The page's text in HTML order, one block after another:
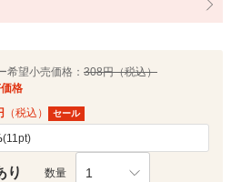
希望小売価格： 308円（税込）
格
（税込） セール
(11pt)
り 数量 1